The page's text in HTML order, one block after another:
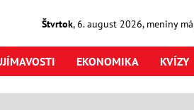
Štvrtok,6. august2026, meniny má
EKONOMIKA KVÍZY